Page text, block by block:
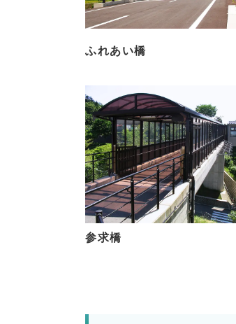
ふれあい橋
参求橋